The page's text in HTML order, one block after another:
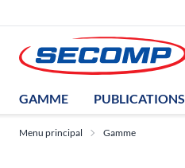
GAMME PUBLICATIONS
Menu principal Gamme